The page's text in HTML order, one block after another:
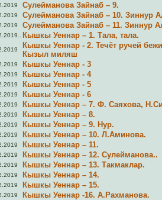
Сулейманова Зайнаб – 9.
Сулейманова Зайнаб – 10. Зиннур
Сулейманова Зайнаб – 11. Зиннур
Кышкы Уеннар – 1. Тала, тала.
Кышкы Уеннар - 2. Течёт ручей
Кызыл миляш
Кышкы Уеннар - 3
Кышкы Уеннар - 4
Кышкы Уеннар - 5
Кышкы Уеннар - 6
Кышкы Уеннар – 7. Ф. Саяхова,
Кышкы Уеннар – 8.
Кышкы Уеннар – 9. Нур.
Кышкы Уеннар – 10. Л.Аминова.
Кышкы Уеннар – 11.
Кышкы Уеннар – 12. Сулейманова..
Кышкы Уеннар – 13. Такмаклар.
Кышкы Уеннар – 14.
Кышкы Уеннар – 15.
Кышкы Уеннар -16. А.Рахманова.